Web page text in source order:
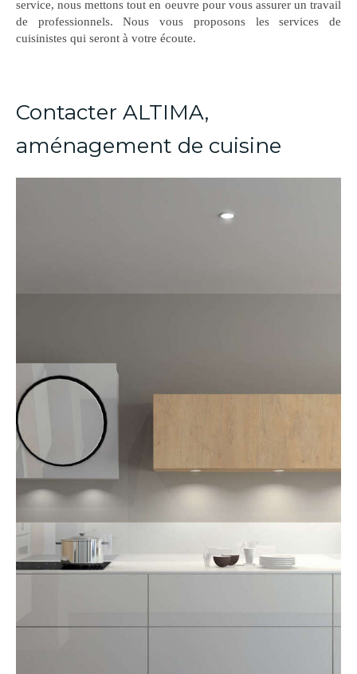
service, nous mettons tout en oeuvre pour vous assurer un travail
de professionnels. Nous vous proposons les services de
cuisinistes qui seront à votre écoute.
Contacter ALTIMA,
aménagement de cuisine